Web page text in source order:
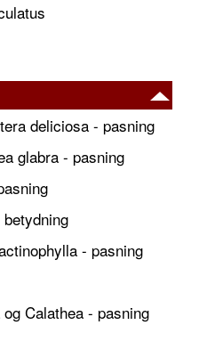
deliciosa - pasning
glabra - pasning
- pasning
Calathea - pasning